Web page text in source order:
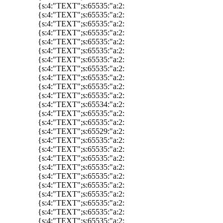
{s:4:"TEXT";s:65535:"a:2:
{s:4:"TEXT";s:65535:"a:2:
{s:4:"TEXT";s:65535:"a:2:
{s:4:"TEXT";s:65535:"a:2:
{s:4:"TEXT";s:65535:"a:2:
{s:4:"TEXT";s:65535:"a:2:
{s:4:"TEXT";s:65535:"a:2:
{s:4:"TEXT";s:65535:"a:2:
{s:4:"TEXT";s:65535:"a:2:
{s:4:"TEXT";s:65535:"a:2:
{s:4:"TEXT";s:65535:"a:2:
{s:4:"TEXT";s:65534:"a:2:
{s:4:"TEXT";s:65535:"a:2:
{s:4:"TEXT";s:65535:"a:2:
{s:4:"TEXT";s:65529:"a:2:
{s:4:"TEXT";s:65535:"a:2:
{s:4:"TEXT";s:65535:"a:2:
{s:4:"TEXT";s:65535:"a:2:
{s:4:"TEXT";s:65535:"a:2:
{s:4:"TEXT";s:65535:"a:2:
{s:4:"TEXT";s:65535:"a:2:
{s:4:"TEXT";s:65535:"a:2:
{s:4:"TEXT";s:65535:"a:2:
{s:4:"TEXT";s:65535:"a:2:
{s:4:"TEXT";s:65535:"a:2: